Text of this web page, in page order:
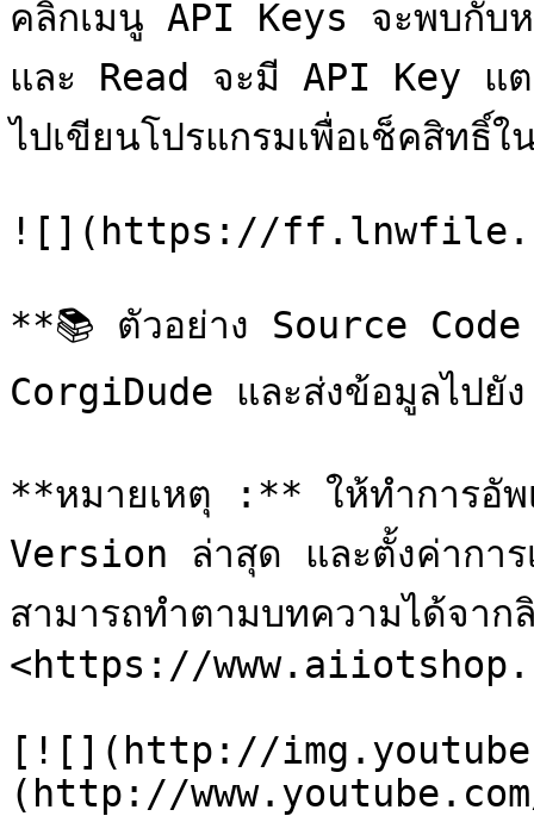
คลิกเมนู API Keys จะพบกับ
และ Read จะมี API Key แต
ไปเขียนโปรแกรมเพื่อเช็คสิท
![](https://
**📚 ตัวอย่าง Source Code
CorgiDude และส่งข้อมูลไป
**หมายเหตุ :** ให้ทำการอั
Version ล่าสุด และตั้งค่ากา
สามารถทำตามบทความได้จาก
<https://
[![](http://
(http://www.youtube.com/